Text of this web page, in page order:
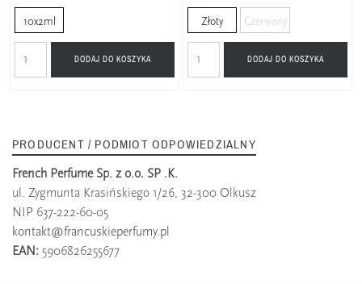
10x2ml
DODAJ DO KOSZYKA
Złoty Czerwony
DODAJ DO KOSZYKA
PRODUCENT / PODMIOT ODPOWIEDZIALNY
French Perfume Sp. z o.o. SP .K.
ul. Zygmunta Krasińskiego 1/26, 32-300 Olkusz
NIP 637-222-60-05
kontakt@francuskieperfumy.pl
EAN: 5906826255677